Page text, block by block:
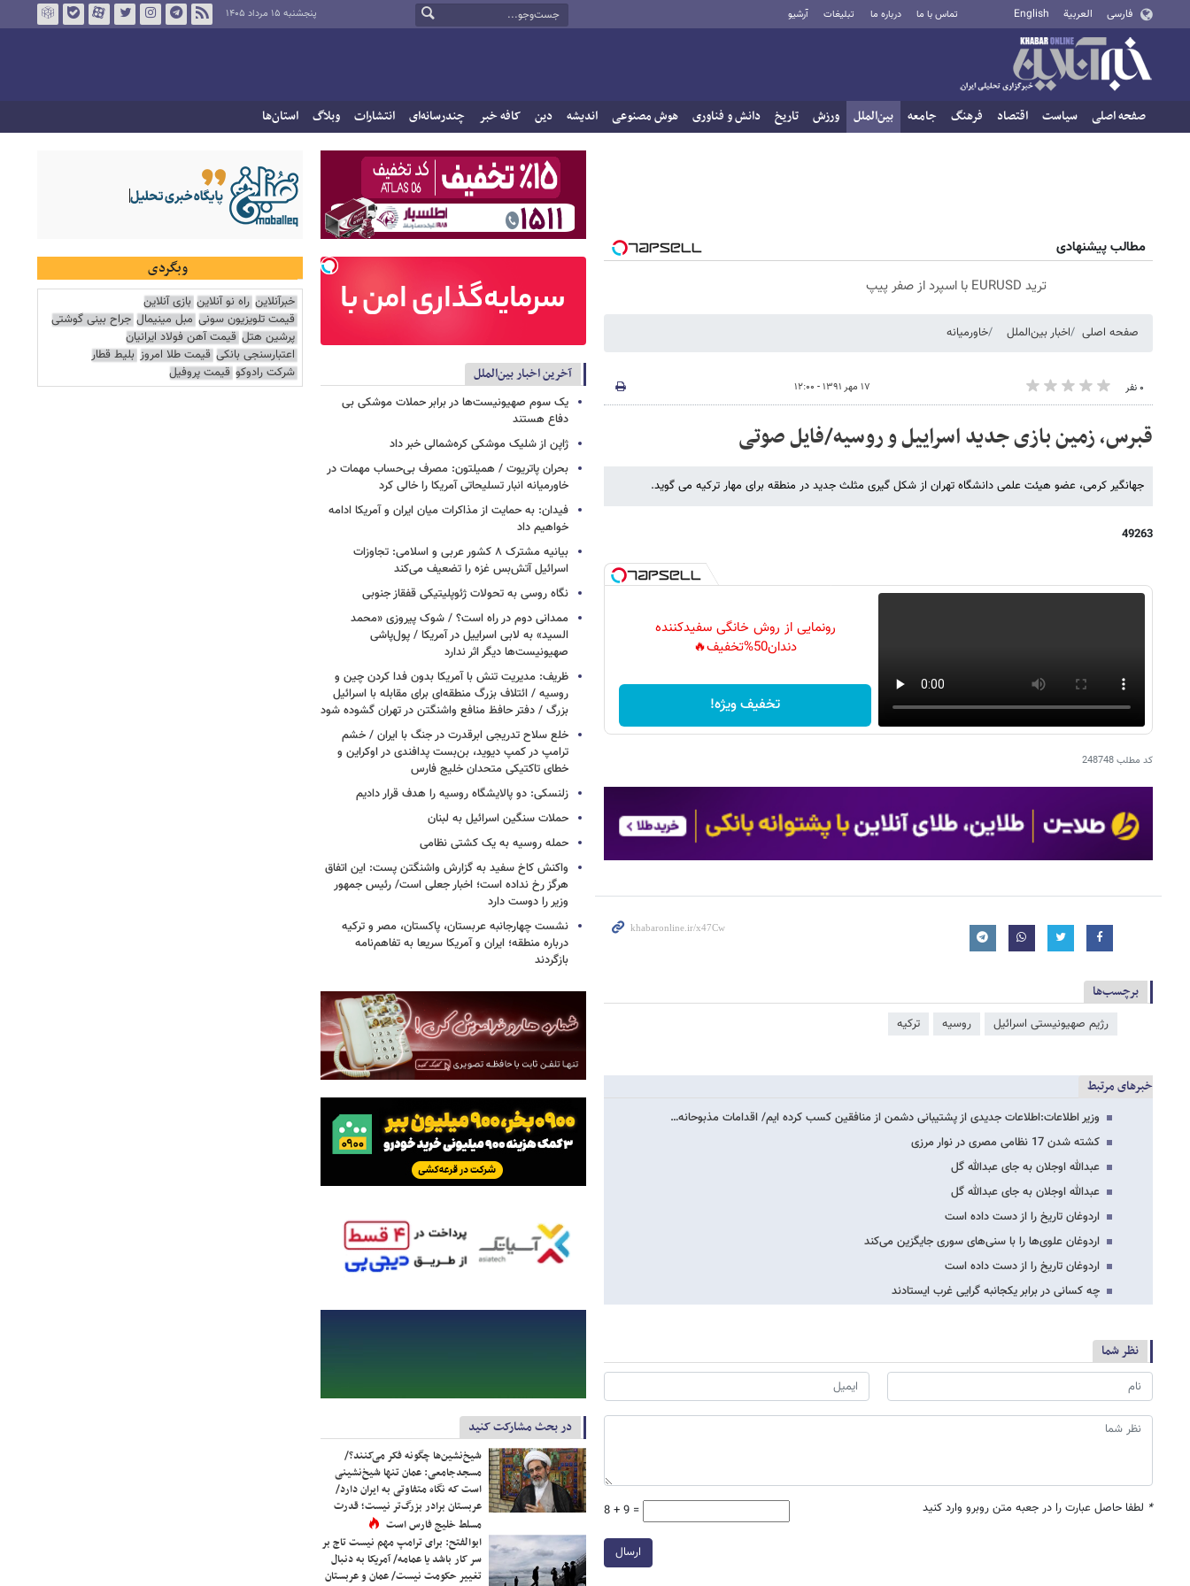
فارسی العربية English تماس با ما درباره ما تبلیغات آرشیو پنجشنبه ۱۵ مرداد ۱۴۰۵
صفحه اصلی سیاست اقتصاد فرهنگ جامعه بین‌الملل ورزش تاریخ دانش و فناوری هوش مصنوعی اندیشه دین کافه خبر چندرسانه‌ای انتشارات وبلاگ استان‌ها
مطالب پیشنهادی
ترید EURUSD با اسپرد از صفر پیپ
صفحه اصلی اخبار بین‌الملل خاورمیانه
۰ نفر ۱۷ مهر ۱۳۹۱ - ۱۲:۰۰
قبرس، زمین بازی جدید اسراییل و روسیه/فایل صوتی
جهانگیر کرمی، عضو هیئت علمی دانشگاه تهران از شکل گیری مثلث جدید در منطقه برای مهار ترکیه می گوید.
49263
رونمایی از روش خانگی سفیدکننده
دندان50%تخفیف🔥
تخفیف ویژه!
کد مطلب248748
برچسب‌ها
رژیم صهیونیستی اسرائیل روسیه ترکیه
خبرهای مرتبط
وزیر اطلاعات:اطلاعات جدیدی از پشتیبانی دشمن از منافقین کسب کرده ایم/ اقدامات مذبوحانه…
کشته شدن 17 نظامی مصری در نوار مرزی
عبدالله اوجلان به جای عبدالله گل
عبدالله اوجلان به جای عبدالله گل
اردوغان تاریخ را از دست داده است
اردوغان علوی‌ها را با سنی‌های سوری جایگزین می‌کند
اردوغان تاریخ را از دست داده است
چه کسانی در برابر یکجانبه گرایی غرب ایستادند
نظر شما
* لطفا حاصل عبارت را در جعبه متن روبرو وارد کنید 8 + 9 =
ارسال
آخرین اخبار بین‌الملل
یک‌ سوم صهیونیست‌ها در برابر حملات موشکی بی
دفاع هستند
ژاپن از شلیک موشکی کره‌شمالی خبر داد
بحران پاتریوت / همیلتون: مصرف بی‌حساب مهمات در
خاورمیانه انبار تسلیحاتی آمریکا را خالی کرد
فیدان: به حمایت از مذاکرات میان ایران و آمریکا ادامه
خواهیم داد
بیانیه مشترک ۸ کشور عربی و اسلامی: تجاوزات
اسرائیل آتش‌بس غزه را تضعیف می‌کند
نگاه روسی به تحولات ژئوپلیتیکی قفقاز جنوبی
ممدانی دوم در راه است؟ / شوک پیروزی «محمد
السید» به لابی اسراییل در آمریکا / پول‌پاشی
صهیونیست‌ها دیگر اثر ندارد
ظریف: مدیریت تنش با آمریکا بدون فدا کردن چین و
روسیه / ائتلاف بزرگ منطقه‌ای برای مقابله با اسرائیل
بزرگ / دفتر حافظ منافع واشنگتن در تهران گشوده شود
خلع سلاح تدریجی ابرقدرت در جنگ با ایران / خشم
ترامپ در کمپ دیوید، بن‌بست پدافندی در اوکراین و
خطای تاکتیکی متحدان خلیج فارس
زلنسکی: دو پالایشگاه روسیه را هدف قرار دادیم
حملات سنگین اسرائیل به لبنان
حمله روسیه به یک کشتی نظامی
واکنش کاخ سفید به گزارش واشنگتن پست: این اتفاق
هرگز رخ نداده است؛ اخبار جعلی است/ رئیس جمهور
وزیر را دوست دارد
نشست چهارجانبه عربستان، پاکستان، مصر و ترکیه
درباره منطقه؛ ایران و آمریکا سریعا به تفاهم‌نامه
بازگردند
در بحث مشارکت کنید
شیخ‌نشین‌ها چگونه فکر می‌کنند؟/
مسجدجامعی: عمان تنها شیخ‌نشینی
است که نگاه متفاوتی به ایران دارد/
عربستان برادر بزرگ‌تر نیست؛ قدرت
مسلط خلیج فارس است
ابوالفتح: برای ترامپ مهم نیست تاج بر
سر کار باشد یا عمامه/ آمریکا به دنبال
تغییر حکومت نیست/ عمان و عربستان
وبگردی
خبرآنلاین راه نو آنلاین بازی آنلاین
قیمت تلویزیون سونی مبل مینیمال جراح بینی گوشتی
پرشین هتل قیمت آهن فولاد ایرانیان
اعتبارسنجی بانکی قیمت طلا امروز بلیط قطار
شرکت رادوکو قیمت پروفیل